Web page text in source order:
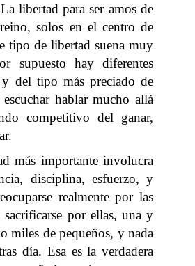
libertad para ser amos de
solos en el centro de
tipo de libertad suena muy
supuesto hay diferentes
del tipo más preciado de
hablar mucho allá
competitivo del ganar,
más importante involucra
disciplina, esfuerzo, y
realmente por las
sacrificarse por ellas, una y
miles de pequeños, y nada
día. Esa es la verdadera